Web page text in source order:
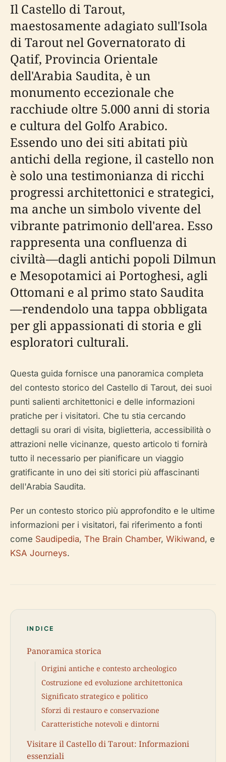
Il Castello di Tarout,
maestosamente adagiato sull'Isola
di Tarout nel Governatorato di
Qatif, Provincia Orientale
dell'Arabia Saudita, è un
monumento eccezionale che
racchiude oltre 5.000 anni di storia
e cultura del Golfo Arabico.
Essendo uno dei siti abitati più
antichi della regione, il castello non
è solo una testimonianza di ricchi
progressi architettonici e strategici,
ma anche un simbolo vivente del
vibrante patrimonio dell'area. Esso
rappresenta una confluenza di
civiltà—dagli antichi popoli Dilmun
e Mesopotamici ai Portoghesi, agli
Ottomani e al primo stato Saudita
—rendendolo una tappa obbligata
per gli appassionati di storia e gli
esploratori culturali.
Questa guida fornisce una panoramica completa
del contesto storico del Castello di Tarout, dei suoi
punti salienti architettonici e delle informazioni
pratiche per i visitatori. Che tu stia cercando
dettagli su orari di visita, biglietteria, accessibilità o
attrazioni nelle vicinanze, questo articolo ti fornirà
tutto il necessario per pianificare un viaggio
gratificante in uno dei siti storici più affascinanti
dell'Arabia Saudita.
Per un contesto storico più approfondito e le ultime
informazioni per i visitatori, fai riferimento a fonti
come Saudipedia, The Brain Chamber, Wikiwand, e
KSA Journeys.
INDICE
Panoramica storica
Origini antiche e contesto archeologico
Costruzione ed evoluzione architettonica
Significato strategico e politico
Sforzi di restauro e conservazione
Caratteristiche notevoli e dintorni
Visitare il Castello di Tarout: Informazioni
essenziali